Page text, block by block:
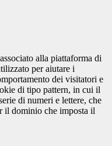
alla piattaforma di
per aiutare i
dei visitatori e
di tipo pattern, in cui il
di numeri e lettere, che
il dominio che imposta il